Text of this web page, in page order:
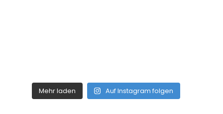
Mehr laden Auf Instagram folgen